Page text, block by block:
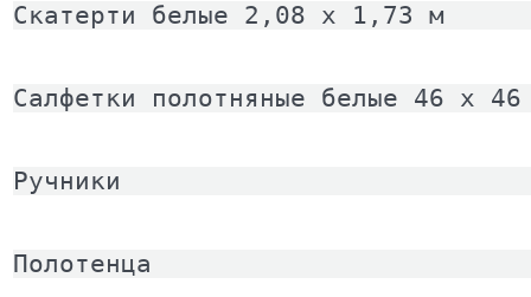
Скатерти белые 2,08 x
Салфетки полотняные белые 46 x